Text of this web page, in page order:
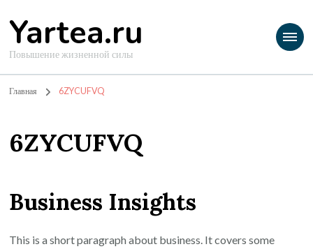
Yartea.ru
Повышение жизненной силы
Главная 6ZYCUFVQ
6ZYCUFVQ
Business Insights
This is a short paragraph about business. It covers some